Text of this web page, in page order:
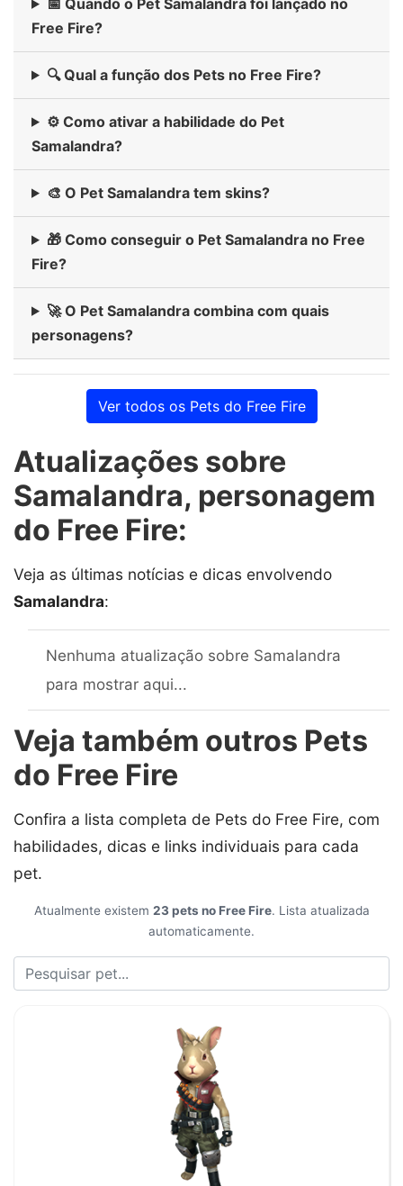
Free Fire?
🔍 Qual a função dos Pets no Free Fire?
⚙️ Como ativar a habilidade do Pet
Samalandra?
🎨 O Pet Samalandra tem skins?
🎁 Como conseguir o Pet Samalandra no Free
Fire?
🚀 O Pet Samalandra combina com quais
personagens?
Ver todos os Pets do Free Fire
Atualizações sobre
Samalandra, personagem
do Free Fire:
Veja as últimas notícias e dicas envolvendo
Samalandra:
Nenhuma atualização sobre Samalandra
para mostrar aqui...
Veja também outros Pets
do Free Fire
Confira a lista completa de Pets do Free Fire, com
habilidades, dicas e links individuais para cada
pet.
Atualmente existem 23 pets no Free Fire. Lista atualizada
automaticamente.
Buscar Pets do Free Fire